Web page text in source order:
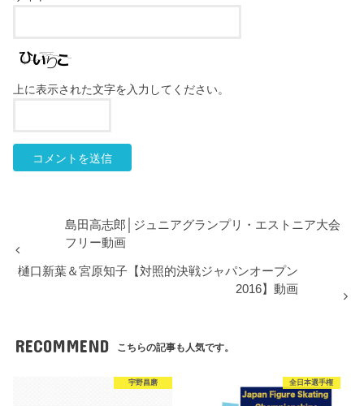
上に表示された文字を入力してください。
島田高志郎│ジュニアグランプリ・エストニア大会
フリー動画
樋口新葉＆宮原知子【対照的決戦ジャパンオープン
2016】動画
RECOMMEND こちらの記事も人気です。
宇野昌磨 全日本選手権